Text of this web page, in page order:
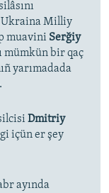
Ukraina Milliy
muavini Serğiy
mümkün bir qaç
yarımadada
Dmitriy
içün er şey
ayında